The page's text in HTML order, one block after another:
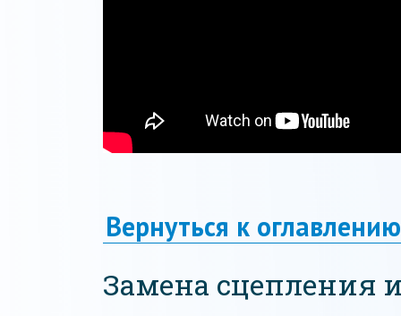
Вернуться к оглавлению
Замена сцепления